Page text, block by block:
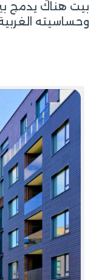
بيت هناك يدمج
وحساسيته